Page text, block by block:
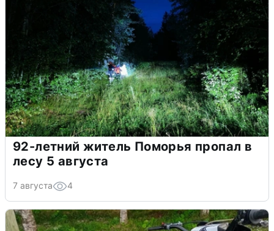
92-летний житель Поморья пропал в
лесу 5 августа
7 августа 4